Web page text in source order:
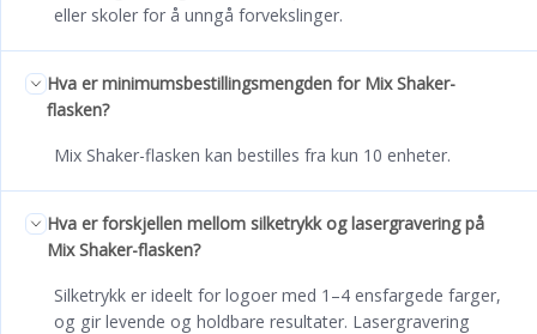
eller skoler for å unngå forvekslinger.
Hva er minimumsbestillingsmengden for Mix Shaker-
flasken?
Mix Shaker-flasken kan bestilles fra kun 10 enheter.
Hva er forskjellen mellom silketrykk og lasergravering på
Mix Shaker-flasken?
Silketrykk er ideelt for logoer med 1–4 ensfargede farger,
og gir levende og holdbare resultater. Lasergravering